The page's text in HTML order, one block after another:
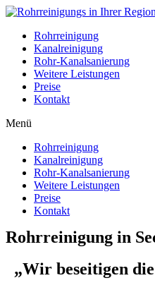
Zum
wechselnRohrreinigung
Kanalreinigung
Rohr-Kanalsanierung
Weitere Leistungen
Preise
Kontakt
Menü
Rohrreinigung
Kanalreinigung
Rohr-Kanalsanierung
Weitere Leistungen
Preise
Kontakt
Rohrreinigung in
„Wir beseitigen